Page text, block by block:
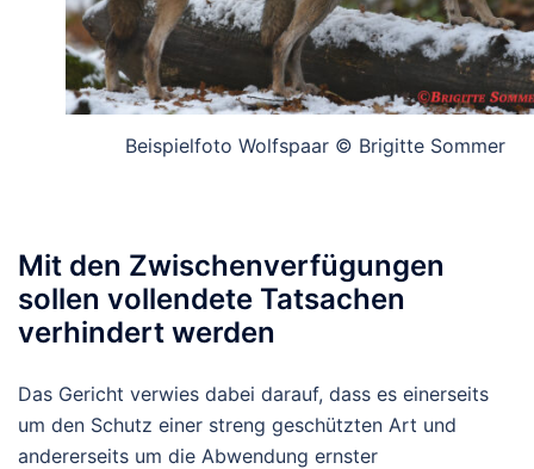
Beispielfoto Wolfspaar © Brigitte Sommer
Mit den Zwischenverfügungen
sollen vollendete Tatsachen
verhindert werden
Das Gericht verwies dabei darauf, dass es einerseits
um den Schutz einer streng geschützten Art und
andererseits um die Abwendung ernster